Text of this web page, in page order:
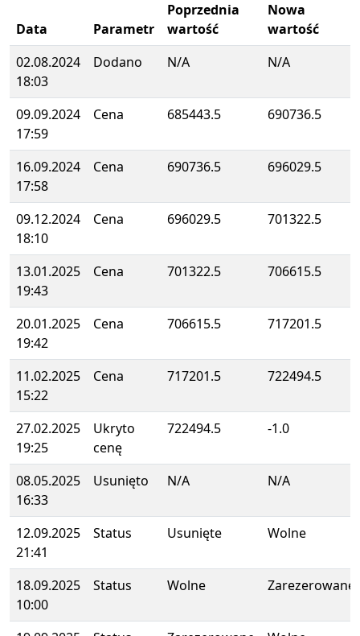
Data Parametr
Poprzednia
wartość
Nowa
wartość
02.08.2024
18:03
Dodano N/A N/A
09.09.2024
17:59
Cena 685443.5 690736.5
16.09.2024
17:58
Cena 690736.5 696029.5
09.12.2024
18:10
Cena 696029.5 701322.5
13.01.2025
19:43
Cena 701322.5 706615.5
20.01.2025
19:42
Cena 706615.5 717201.5
11.02.2025
15:22
Cena 717201.5 722494.5
27.02.2025
19:25
Ukryto
cenę
722494.5 -1.0
08.05.2025
16:33
Usunięto N/A N/A
12.09.2025
21:41
Status Usunięte Wolne
18.09.2025
10:00
Status Wolne Zarezerowane